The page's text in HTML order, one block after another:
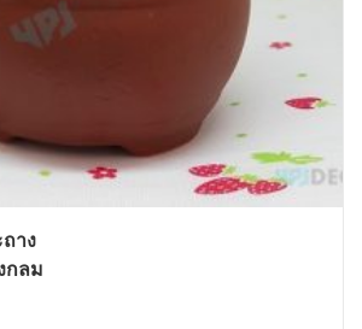
าง
กลม